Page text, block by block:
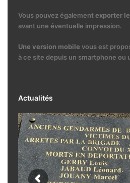
Vous pouvez égalementexporter
avant une éventuelle impression.
Une version mobile vous est
à ce site depuis un smartphone ou
Actualités